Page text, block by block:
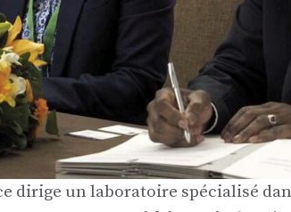
dirige un laboratoire spécialisé